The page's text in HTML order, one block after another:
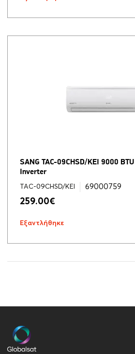
SANG TAC-09CHSD/KEI 9000 BTU
Inverter
TAC-09CHSD/KEI 69000759
259.00€
Εξαντλήθηκε